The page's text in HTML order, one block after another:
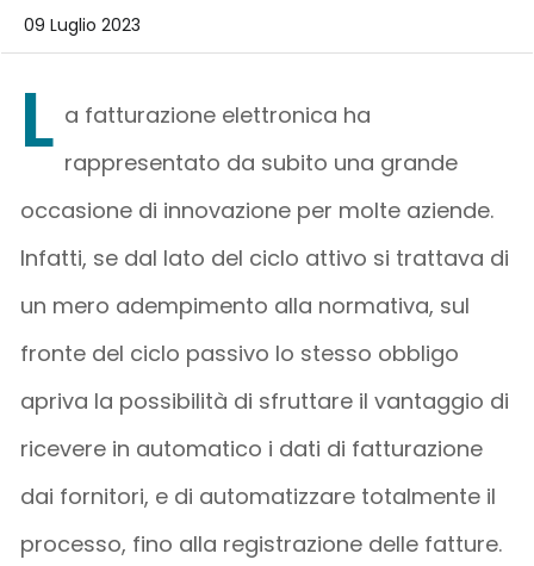
09 Luglio 2023
L a fatturazione elettronica ha
rappresentato da subito una grande
occasione di innovazione per molte aziende.
Infatti, se dal lato del ciclo attivo si trattava di
un mero adempimento alla normativa, sul
fronte del ciclo passivo lo stesso obbligo
apriva la possibilità di sfruttare il vantaggio di
ricevere in automatico i dati di fatturazione
dai fornitori, e di automatizzare totalmente il
processo, fino alla registrazione delle fatture.